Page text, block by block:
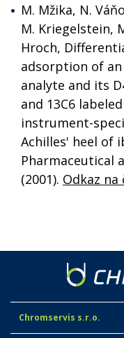
M. Mžika, N.
M. Kriegelstein,
Hroch,
adsorption of an
analyte and its
and 13C6
instrument-
Achilles' heel of
Pharmaceutical
(2001). Odkaz na
Chromservis s.r.o.